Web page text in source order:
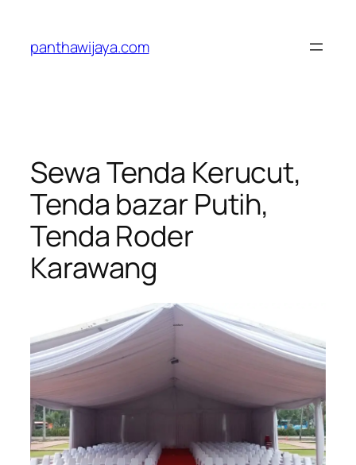
konten
panthawijaya.com
Sewa Tenda Kerucut,
Tenda bazar Putih,
Tenda Roder
Karawang